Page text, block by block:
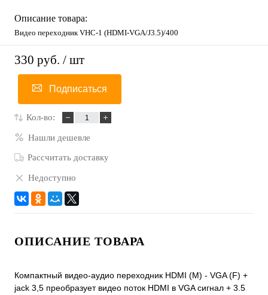
Описание товара:
Видео переходник VHC-1 (HDMI-VGA/J3.5)/400
330 руб. / шт
Подписаться
Кол-во:
Нашли дешевле
Рассчитать доставку
Недоступно
ОПИСАНИЕ ТОВАРА
Компактный видео-аудио переходник HDMI (M) - VGA (F) +
jack 3,5 преобразует видео поток HDMI в VGA сигнал + 3.5